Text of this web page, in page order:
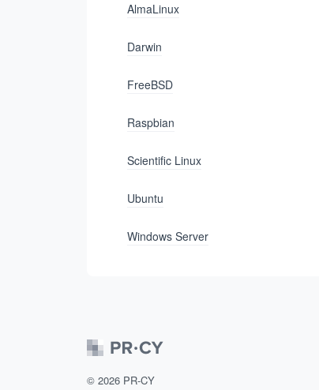
AlmaLinux
Darwin
FreeBSD
Raspbian
Scientific Linux
Ubuntu
Windows Server
© 2026 PR-CY